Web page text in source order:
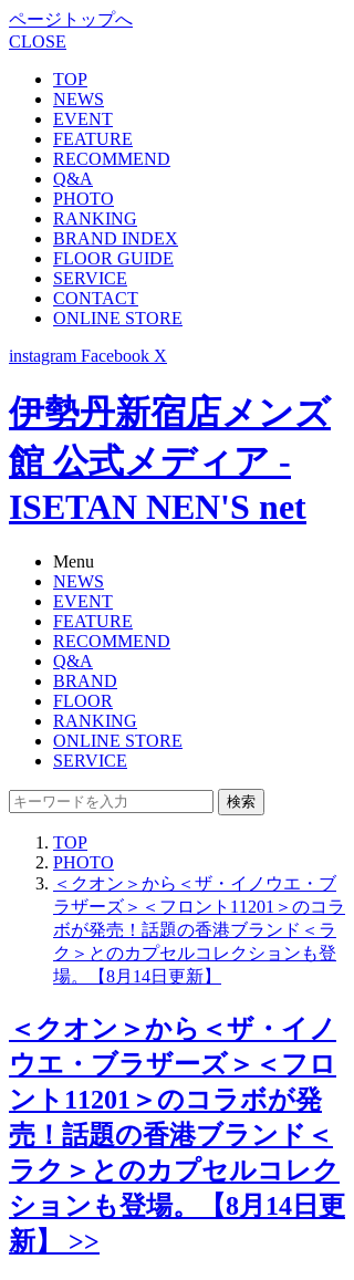
ページトップへ
CLOSE
TOP
NEWS
EVENT
FEATURE
RECOMMEND
Q&A
PHOTO
RANKING
BRAND INDEX
FLOOR GUIDE
SERVICE
CONTACT
ONLINE STORE
instagram Facebook X
伊勢丹新宿店メンズ
館 公式メディア -
ISETAN NEN'S net
Menu
NEWS
EVENT
FEATURE
RECOMMEND
Q&A
BRAND
FLOOR
RANKING
ONLINE STORE
SERVICE
検索
TOP
PHOTO
＜クオン＞から＜ザ・イノウエ・ブ
ラザーズ＞＜フロント11201＞のコラ
ボが発売！話題の香港ブランド＜ラ
ク＞とのカプセルコレクションも登
場。【8月14日更新】
＜クオン＞から＜ザ・イノ
ウエ・ブラザーズ＞＜フロ
ント11201＞のコラボが発
売！話題の香港ブランド＜
ラク＞とのカプセルコレク
ションも登場。【8月14日更
新】 >>